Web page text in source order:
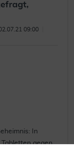
09:00
In
gegen